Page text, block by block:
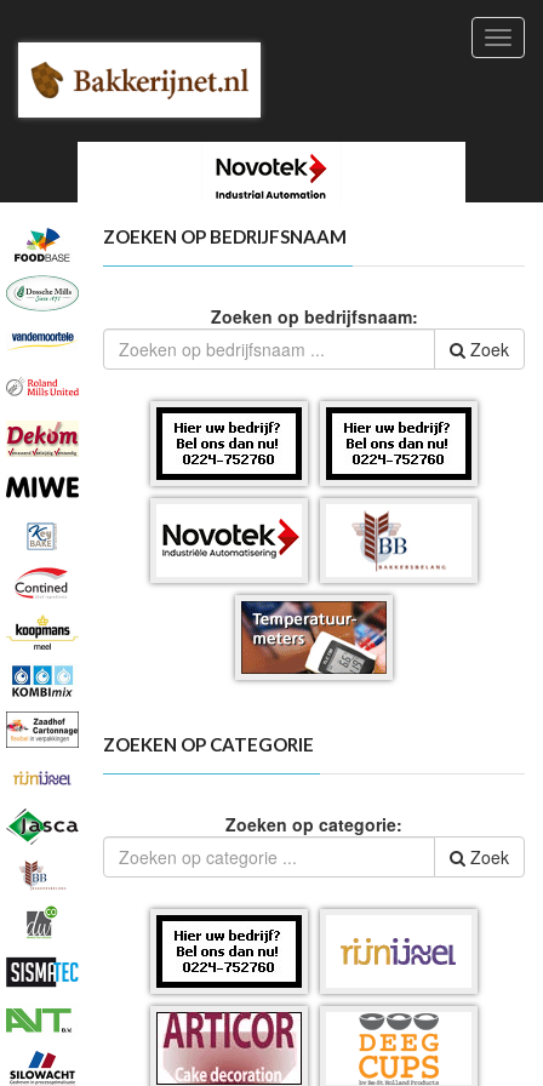
ZOEKEN OP BEDRIJFSNAAM
Zoeken op bedrijfsnaam:
Zoek
ZOEKEN OP CATEGORIE
Zoeken op categorie:
Zoek